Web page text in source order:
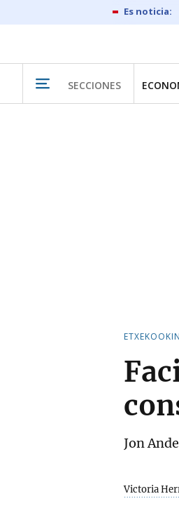
SECCIONES
Jon
Victoria